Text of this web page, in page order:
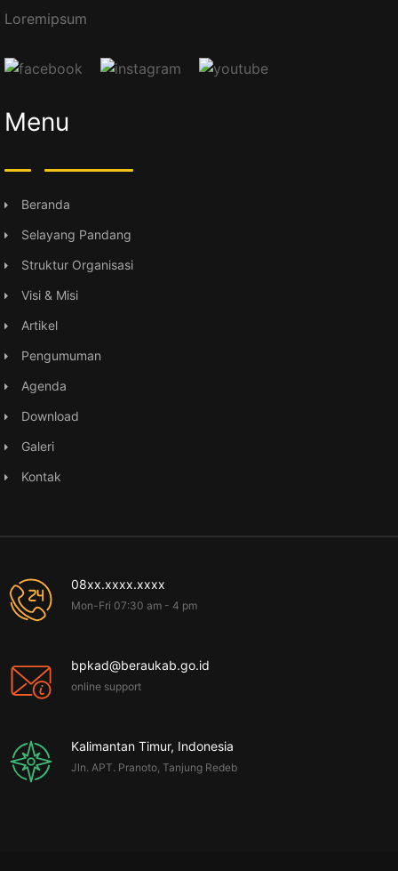
Loremipsum
Menu
Beranda
Selayang Pandang
Struktur Organisasi
Visi & Misi
Artikel
Pengumuman
Agenda
Download
Galeri
Kontak
08xx.xxxx.xxxx
Mon-Fri 07:30 am - 4 pm
bpkad@beraukab.go.id
online support
Kalimantan Timur, Indonesia
Jln. APT. Pranoto, Tanjung Redeb